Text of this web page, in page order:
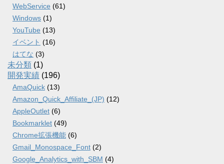
WebService (61)
Windows (1)
YouTube (13)
イベント (16)
はてな (3)
未分類 (1)
開発実績 (196)
AmaQuick (13)
Amazon_Quick_Affiliate_(JP) (12)
AppleOutlet (6)
Bookmarklet (49)
Chrome拡張機能 (6)
Gmail_Monospace_Font (2)
Google_Analytics_with_SBM (4)